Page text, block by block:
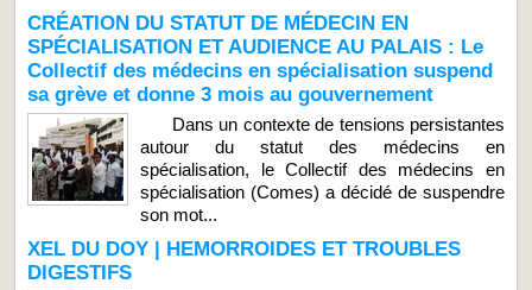
CRÉATION DU STATUT DE MÉDECIN EN
SPÉCIALISATION ET AUDIENCE AU PALAIS : Le
Collectif des médecins en spécialisation suspend
sa grève et donne 3 mois au gouvernement
Dans un contexte de tensions persistantes
autour du statut des médecins en
spécialisation, le Collectif des médecins en
spécialisation (Comes) a décidé de suspendre
son mot...
XEL DU DOY | HEMORROIDES ET TROUBLES
DIGESTIFS